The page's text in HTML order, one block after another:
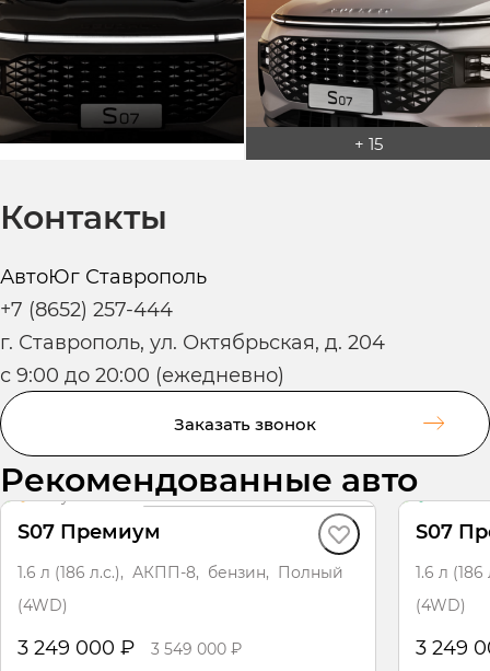
+ 15
Контакты
АвтоЮг Ставрополь
+7 (8652) 257-444
г. Ставрополь, ул. Октябрьская, д. 204
с 9:00 до 20:00 (ежедневно)
Заказать звонок
Рекомендованные авто
В пути · авто
S07 Премиум
1.6 л (186 л.с.), АКПП-8, бензин, Полный
(4WD)
3 249 000 ₽ 3 549 000 ₽
S07
1.6 л
(4WD)
3 249